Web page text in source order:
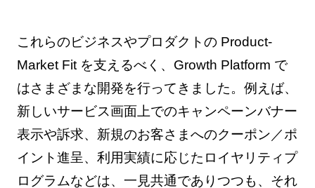
これらのビジネスやプロダクトの Product-
Market Fit を支えるべく、Growth Platform で
はさまざまな開発を行ってきました。例えば、
新しいサービス画面上でのキャンペーンバナー
表示や訴求、新規のお客さまへのクーポン／ポ
イント進呈、利用実績に応じたロイヤリティプ
ログラムなどは、一見共通でありつつも、それ